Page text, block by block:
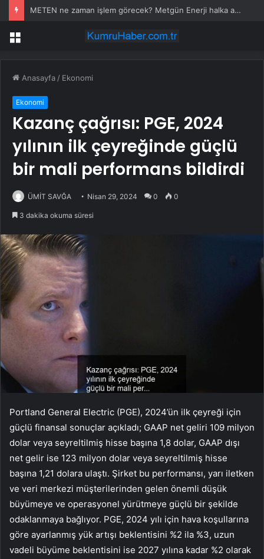
METEN ne zaman işlem görecek? Metgün Enerji halka arz kaç lot verdi?
Menü
Anasayfa / Ekonomi
Ekonomi
Kazanç çağrısı: PGE, 2024
yılının ilk çeyreğinde güçlü
bir mali performans bildirdi
ÜMİT SAVĞA Nisan 29, 2024 0 0
3 dakika okuma süresi
Portland General Electric (PGE), 2024’ün ilk çeyreği için
güçlü finansal sonuçlar açıkladı; GAAP net geliri 109 milyon
dolar veya seyreltilmiş hisse başına 1,8 dolar, GAAP dışı
net gelir ise 123 milyon dolar veya seyreltilmiş hisse
başına 1,21 dolara ulaştı. Şirket bu performansı, yarı iletken
ve veri merkezi müşterilerinden gelen önemli düşük
büyümeye ve operasyonel yürütmeye güçlü bir şekilde
odaklanmaya bağlıyor. PGE, 2024 yılı için hava koşullarına
göre ayarlanmış yük artışı beklentisini %2 ila %3, uzun
vadeli büyüme beklentisini ise 2027 yılına kadar %2 olarak